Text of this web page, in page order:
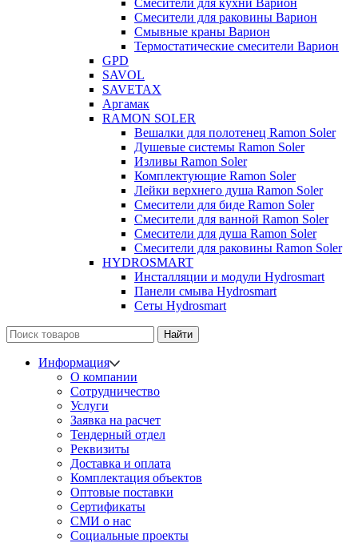
Смесители для кухни Варион
Смесители для раковины Варион
Смывные краны Варион
Термостатические смесители Варион
GPD
SAVOL
SAVETAX
Аргамак
RAMON SOLER
Вешалки для полотенец Ramon Soler
Душевые системы Ramon Soler
Изливы Ramon Soler
Комплектующие Ramon Soler
Лейки верхнего душа Ramon Soler
Смесители для биде Ramon Soler
Смесители для ванной Ramon Soler
Смесители для душа Ramon Soler
Смесители для раковины Ramon Soler
HYDROSMART
Инсталляции и модули Hydrosmart
Панели смыва Hydrosmart
Сеты Hydrosmart
Найти
Информация
О компании
Сотрудничество
Услуги
Заявка на расчет
Тендерный отдел
Реквизиты
Доставка и оплата
Комплектация объектов
Оптовые поставки
Сертификаты
СМИ о нас
Социальные проекты